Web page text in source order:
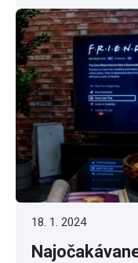
18. 1. 2024